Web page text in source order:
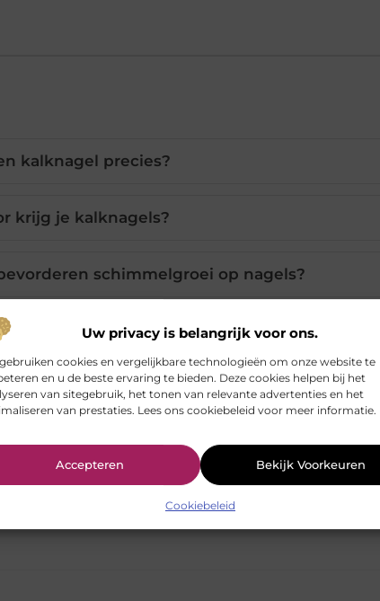
Uw privacy is belangrijk voor ons.
cookies en vergelijkbare technologieën om onze website te
en u de beste ervaring te bieden. Deze cookies helpen bij het
van sitegebruik, het tonen van relevante advertenties en het
van prestaties. Lees ons cookiebeleid voor meer informatie.
Accepteren Bekijk Voorkeuren
Cookiebeleid
kalknagel precies?
krijg je kalknagels?
schimmelgroei op nagels?
kalknagels veroorzaken?
het risico op kalknagels verhogen?
Pinterest LinkedIn